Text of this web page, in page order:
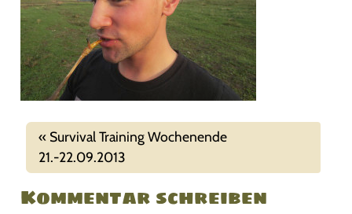
Survival Training Wochenende
21.-22.09.2013
Kommentar schreiben